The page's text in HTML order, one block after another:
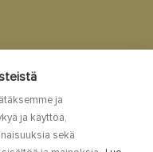
ja
ja käyttöä,
sekä